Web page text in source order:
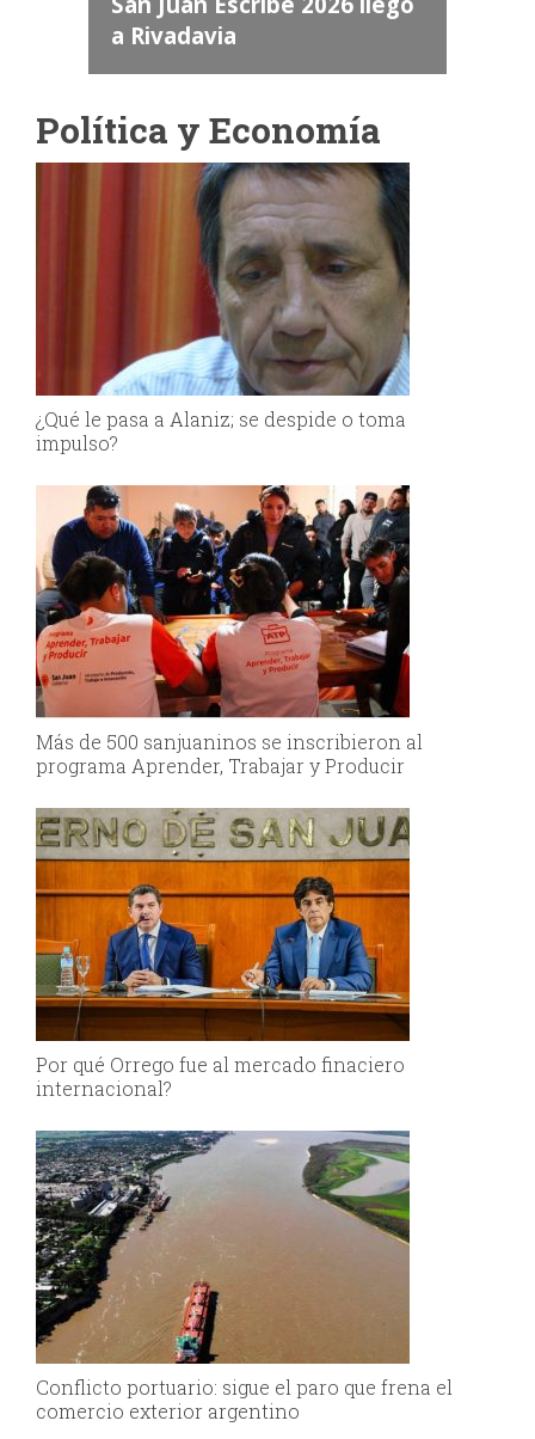
Valle Fértil
Política y Economía
¿Qué le pasa a Alaniz; se despide o toma
impulso?
Más de 500 sanjuaninos se inscribieron al
programa Aprender, Trabajar y Producir
Por qué Orrego fue al mercado finaciero
internacional?
Conflicto portuario: sigue el paro que frena el
comercio exterior argentino